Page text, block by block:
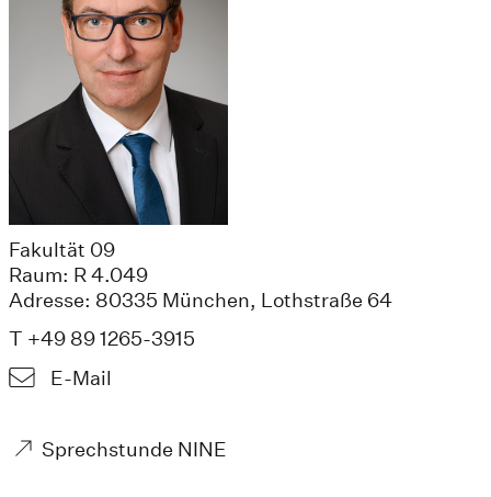
Fakultät 09
Raum: R 4.049
Adresse: 80335 München, Lothstraße 64
T +49 89 1265-3915
E-Mail
Sprechstunde NINE